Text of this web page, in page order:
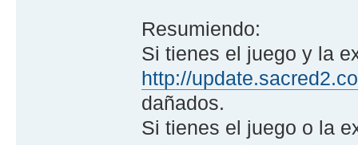
Resumiendo:
Si tienes el juego y la
http://
dañados.
Si tienes el juego o la